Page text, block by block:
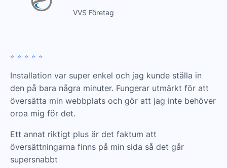
VVS Företag
⭐️⭐️⭐️⭐️⭐️
Installation var super enkel och jag kunde ställa in
den på bara några minuter. Fungerar utmärkt för att
översätta min webbplats och gör att jag inte behöver
oroa mig för det.
Ett annat riktigt plus är det faktum att
översättningarna finns på min sida så det går
supersnabbt